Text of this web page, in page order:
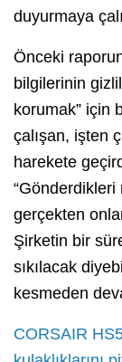
duyurmaya
Önceki
bilgilerinin
korumak” için
çalışan, işten
harekete
“Gönderdikleri
gerçekten
Şirketin bir
sıkılacak
kesmeden
CORSAIR